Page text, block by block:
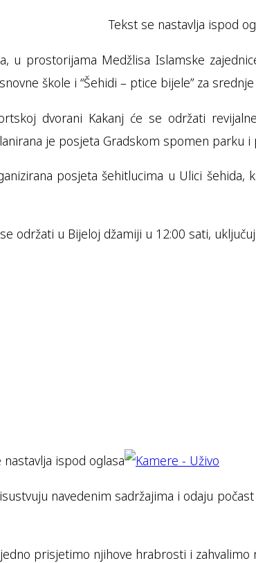
Tekst se nastavlja ispod
u prostorijama Medžlisa Islamske
škole i “Šehidi – ptice bijele” za
dvorani Kakanj će se održati
je posjeta Gradskom spomen parku i
posjeta šehitlucima u Ulici
održati u Bijeloj džamiji u 12:00 sati,
nastavlja ispod oglasa
navedenim sadržajima i odaju
prisjetimo njihove hrabrosti i zahvalimo